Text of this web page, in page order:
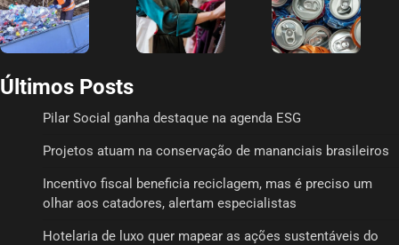
Últimos Posts
Pilar Social ganha destaque na agenda ESG
Projetos atuam na conservação de mananciais brasileiros
Incentivo fiscal beneficia reciclagem, mas é preciso um
olhar aos catadores, alertam especialistas
Hotelaria de luxo quer mapear as ações sustentáveis do